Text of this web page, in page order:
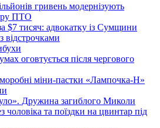
гривень модернізують
ПТО
$7 тисяч: адвокатку із Сумщини
відстрочками
оговтується після чергового
міни-пастки «Лампочка-Н»
Дружина загиблого Миколи
та поїздки на цвинтар під